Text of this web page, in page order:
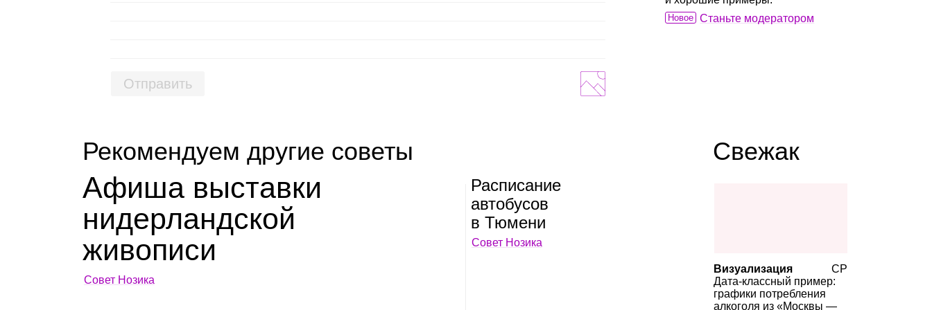
Отправить
Новое Станьте модератором
Рекомендуем другие советы
Афиша выставки
нидер­ланд­ской
живо­писи
Совет Нозика
Рас­пи­са­ние
авто­бу­сов
в Тюмени
Совет Нозика
Свежак
Визуализация
Дата‑классный пример:
графики потребления
алкоголя из «Москвы —
СР